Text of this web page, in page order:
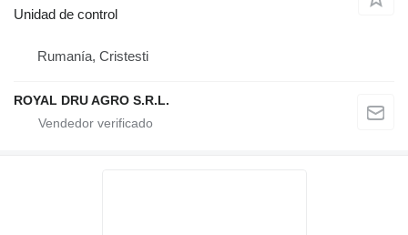
Unidad de control
Rumanía, Cristesti
ROYAL DRU AGRO S.R.L.